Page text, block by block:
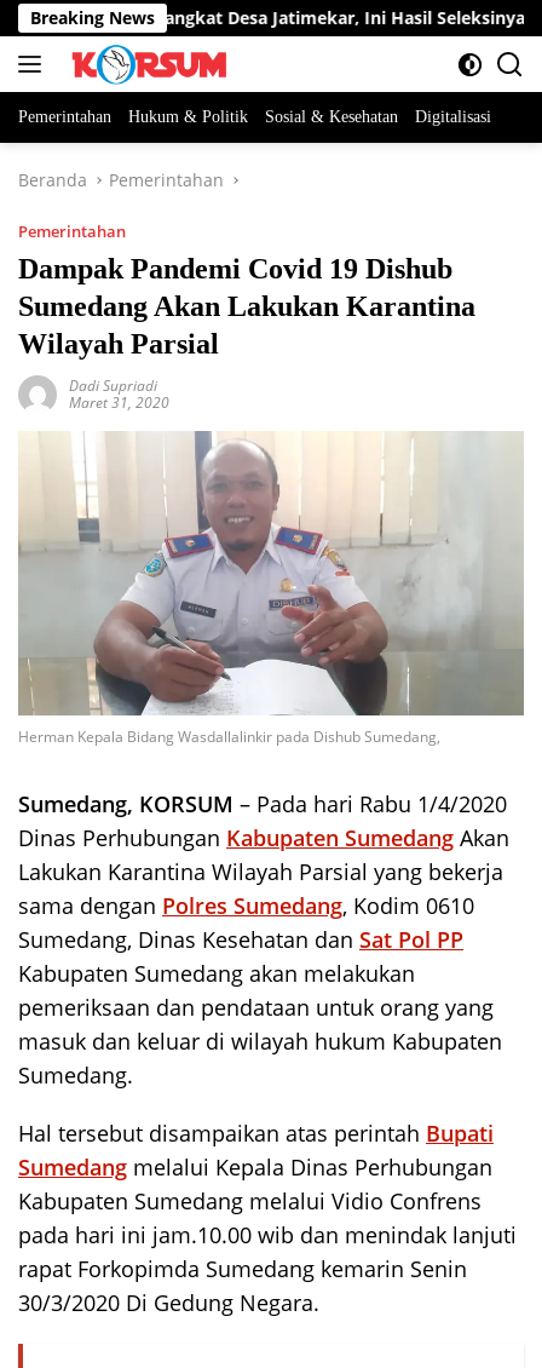
Langsung
ke
konten
Breaking News
Jabatan Perangkat Desa Jatimekar, Ini Hasil Seleksinya
Pemerintahan Hukum & Politik Sosial & Kesehatan Digitalisasi
Beranda Pemerintahan
Pemerintahan
Dampak Pandemi Covid 19 Dishub
Sumedang Akan Lakukan Karantina
Wilayah Parsial
Dadi Supriadi
Maret 31, 2020
Herman Kepala Bidang Wasdallalinkir pada Dishub Sumedang,
Sumedang, KORSUM – Pada hari Rabu 1/4/2020
Dinas Perhubungan Kabupaten Sumedang Akan
Lakukan Karantina Wilayah Parsial yang bekerja
sama dengan Polres Sumedang, Kodim 0610
Sumedang, Dinas Kesehatan dan Sat Pol PP
Kabupaten Sumedang akan melakukan
pemeriksaan dan pendataan untuk orang yang
masuk dan keluar di wilayah hukum Kabupaten
Sumedang.
Hal tersebut disampaikan atas perintah Bupati
Sumedang melalui Kepala Dinas Perhubungan
Kabupaten Sumedang melalui Vidio Confrens
pada hari ini jam.10.00 wib dan menindak lanjuti
rapat Forkopimda Sumedang kemarin Senin
30/3/2020 Di Gedung Negara.